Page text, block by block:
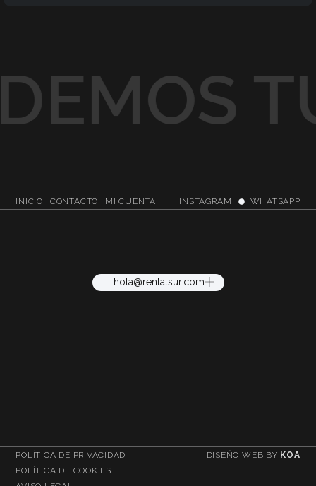
INICIO CONTACTO MI CUENTA INSTAGRAM WHATSAPP
hola@rentalsur.com
POLÍTICA DE PRIVACIDAD
POLÍTICA DE COOKIES
DISEÑO WEB BY KOA